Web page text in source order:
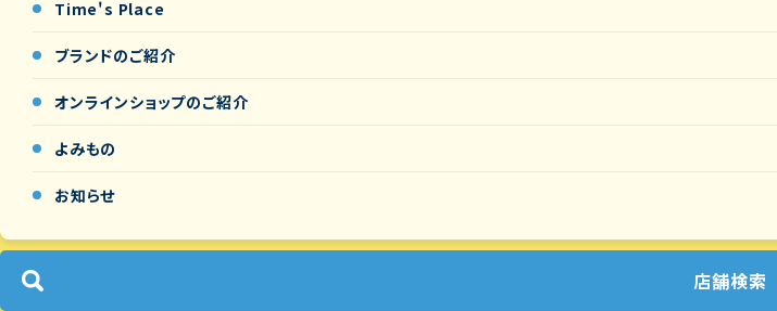
Time's Place
ブランドのご紹介
オンラインショップのご紹介
よみもの
お知らせ
店舗検索